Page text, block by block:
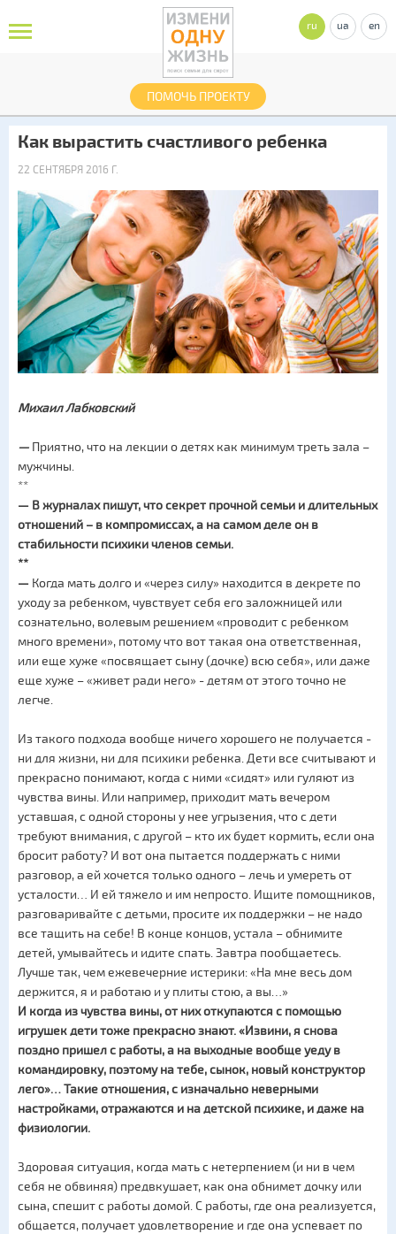
ПОМОЧЬ ПРОЕКТУ
ru ua en
Как вырастить счастливого ребенка
22 СЕНТЯБРЯ 2016 Г.
Михаил Лабковский
— Приятно, что на лекции о детях как минимум треть зала –
мужчины.
**
— В журналах пишут, что секрет прочной семьи и длительных
отношений – в компромиссах, а на самом деле он в
стабильности психики членов семьи.
**
— Когда мать долго и «через силу» находится в декрете по
уходу за ребенком, чувствует себя его заложницей или
сознательно, волевым решением «проводит с ребенком
много времени», потому что вот такая она ответственная,
или еще хуже «посвящает сыну (дочке) всю себя», или даже
еще хуже – «живет ради него» - детям от этого точно не
легче.
Из такого подхода вообще ничего хорошего не получается -
ни для жизни, ни для психики ребенка. Дети все считывают и
прекрасно понимают, когда с ними «сидят» или гуляют из
чувства вины. Или например, приходит мать вечером
уставшая, с одной стороны у нее угрызения, что с дети
требуют внимания, с другой – кто их будет кормить, если она
бросит работу? И вот она пытается поддержать с ними
разговор, а ей хочется только одного – лечь и умереть от
усталости… И ей тяжело и им непросто. Ищите помощников,
разговаривайте с детьми, просите их поддержки – не надо
все тащить на себе! В конце концов, устала – обнимите
детей, умывайтесь и идите спать. Завтра пообщаетесь.
Лучше так, чем ежевечерние истерики: «На мне весь дом
держится, я и работаю и у плиты стою, а вы…»
И когда из чувства вины, от них откупаются с помощью
игрушек дети тоже прекрасно знают. «Извини, я снова
поздно пришел с работы, а на выходные вообще уеду в
командировку, поэтому на тебе, сынок, новый конструктор
лего»… Такие отношения, с изначально неверными
настройками, отражаются и на детской психике, и даже на
физиологии.
Здоровая ситуация, когда мать с нетерпением (и ни в чем
себя не обвиняя) предвкушает, как она обнимет дочку или
сына, спешит с работы домой. С работы, где она реализуется,
общается, получает удовлетворение и где она успевает по